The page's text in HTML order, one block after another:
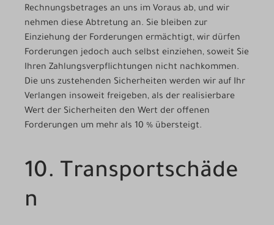
Rechnungsbetrages an uns im Voraus ab, und wir
nehmen diese Abtretung an. Sie bleiben zur
Einziehung der Forderungen ermächtigt, wir dürfen
Forderungen jedoch auch selbst einziehen, soweit Sie
Ihren Zahlungsverpflichtungen nicht nachkommen.
Die uns zustehenden Sicherheiten werden wir auf Ihr
Verlangen insoweit freigeben, als der realisierbare
Wert der Sicherheiten den Wert der offenen
Forderungen um mehr als 10 % übersteigt.
10. Transportschäde
n